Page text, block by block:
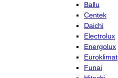
Ballu
Centek
Daichi
Electrolux
Energolux
Euroklimat
Funai